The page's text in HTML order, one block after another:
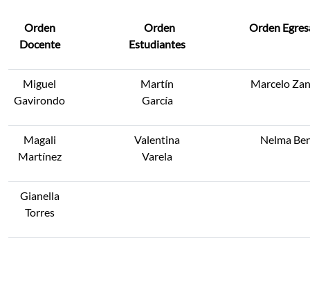
Orden
Docente
Orden
Estudiantes
Orden
Miguel
Gavirondo
Martín
García
Marcelo
Magali
Martínez
Valentina
Varela
Nelma
Gianella
Torres